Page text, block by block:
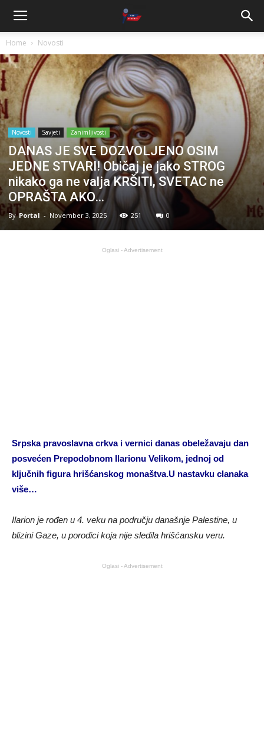
Home Novosti
Novosti Savjeti Zanimljivosti
DANAS JE SVE DOZVOLJENO OSIM
JEDNE STVARI! Običaj je jako STROG
nikako ga ne valja KRŠITI, SVETAC ne
OPRAŠTA AKO…
By Portal - November 3, 2025 251 0
Oglasi - Advertisement
Srpska pravoslavna crkva i vernici danas obeležavaju dan
posvećen Prepodobnom Ilarionu Velikom, jednoj od
ključnih figura hrišćanskog monaštva.U nastavku clanaka
više…
Ilarion je rođen u 4. veku na području današnje Palestine, u
blizini Gaze, u porodici koja nije sledila hrišćansku veru.
Oglasi - Advertisement